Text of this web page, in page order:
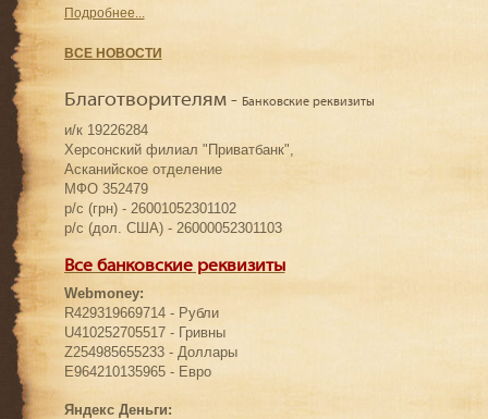
Подробнее...
ВСЕ НОВОСТИ
Благотворителям - Банковские реквизиты
и/к 19226284
Херсонский филиал "Приватбанк",
Асканийское отделение
МФО 352479
р/с (грн) - 26001052301102
р/с (дол. США) - 26000052301103
Все банковские реквизиты
Webmoney:
R429319669714 - Рубли
U410252705517 - Гривны
Z254985655233 - Доллары
E964210135965 - Евро
Яндекс Деньги: